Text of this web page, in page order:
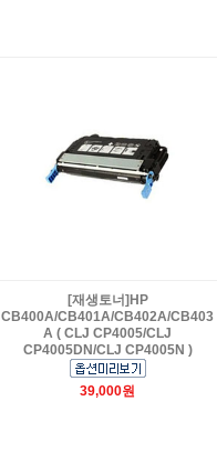
[재생토너]HP
CB400A/CB401A/CB402A/CB403
A ( CLJ CP4005/CLJ
CP4005DN/CLJ CP4005N )
39,000원